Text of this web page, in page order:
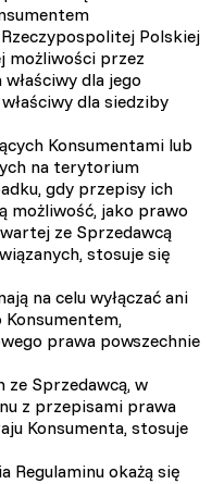
Polskiej
możliwości przez
dla jego
dla siedziby
Konsumentami lub
na terytorium
gdy przepisy ich
możliwość, jako prawo
ze Sprzedawcą
stosuje się
na celu wyłączać ani
prawa powszechnie
ze Sprzedawcą, w
z przepisami prawa
Konsumenta, stosuje
Regulaminu okażą się